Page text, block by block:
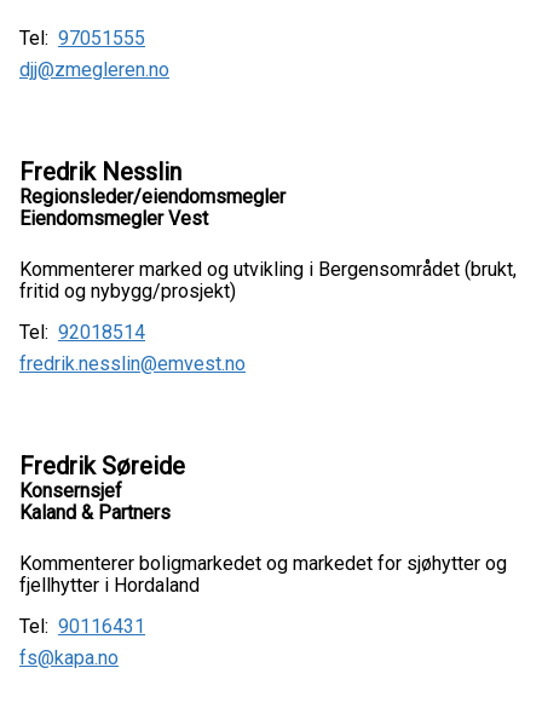
Tel: 97051555
djj@zmegleren.no
Fredrik Nesslin
Regionsleder/eiendomsmegler
Eiendomsmegler Vest
Kommenterer marked og utvikling i Bergensområdet (brukt,
fritid og nybygg/prosjekt)
Tel: 92018514
fredrik.nesslin@emvest.no
Fredrik Søreide
Konsernsjef
Kaland & Partners
Kommenterer boligmarkedet og markedet for sjøhytter og
fjellhytter i Hordaland
Tel: 90116431
fs@kapa.no